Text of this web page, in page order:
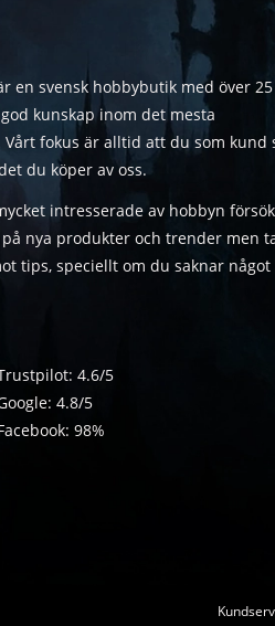
en svensk hobbybutik med över
kunskap inom det mesta
fokus är alltid att du som kund
du köper av oss.
intresserade av hobbyn
nya produkter och trender men
tips, speciellt om du saknar något
4.6/5
4.8/5
98%